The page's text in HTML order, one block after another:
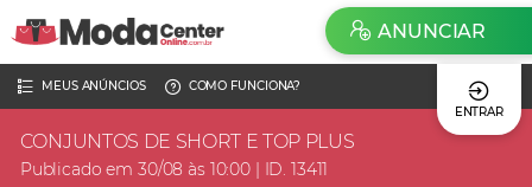
MEUS ANÚNCIOS
COMO FUNCIONA?
ENTRAR
ANUNCIAR
CONJUNTOS DE SHORT E TOP PLUS
Publicado em 30/08 às 10:00 | ID. 13411